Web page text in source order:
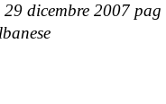
dicembre 2007